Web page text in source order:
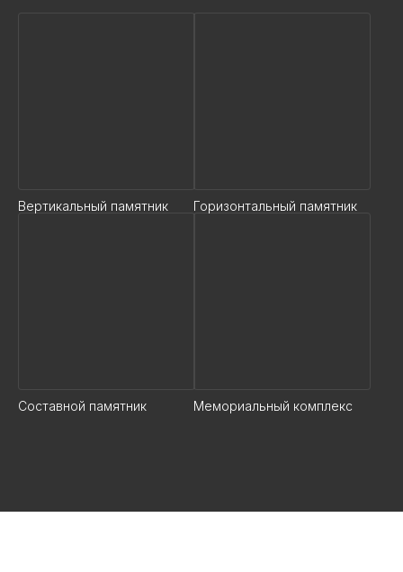
Вертикальный памятник Горизонтальный памятник
Составной памятник Мемориальный комплекс